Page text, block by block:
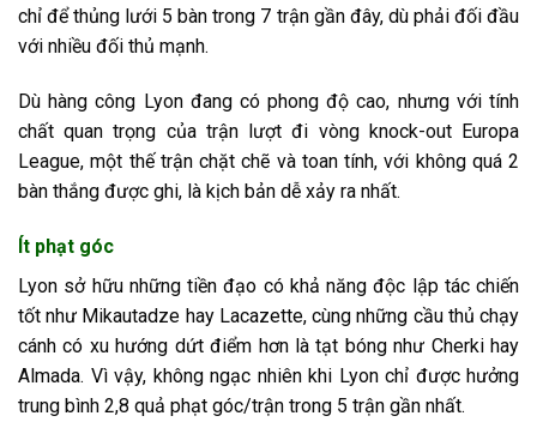
chỉ để thủng lưới 5 bàn trong 7 trận gần đây, dù phải đối đầu
với nhiều đối thủ mạnh.
Dù hàng công Lyon đang có phong độ cao, nhưng với tính
chất quan trọng của trận lượt đi vòng knock-out Europa
League, một thế trận chặt chẽ và toan tính, với không quá 2
bàn thắng được ghi, là kịch bản dễ xảy ra nhất.
Ít phạt góc
Lyon sở hữu những tiền đạo có khả năng độc lập tác chiến
tốt như Mikautadze hay Lacazette, cùng những cầu thủ chạy
cánh có xu hướng dứt điểm hơn là tạt bóng như Cherki hay
Almada. Vì vậy, không ngạc nhiên khi Lyon chỉ được hưởng
trung bình 2,8 quả phạt góc/trận trong 5 trận gần nhất.